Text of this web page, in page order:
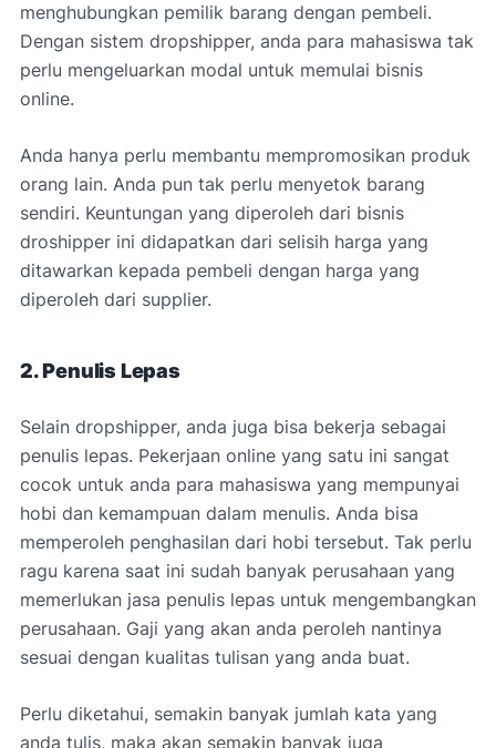
menghubungkan pemilik barang dengan pembeli.
Dengan sistem dropshipper, anda para mahasiswa tak
perlu mengeluarkan modal untuk memulai bisnis
online.
Anda hanya perlu membantu mempromosikan produk
orang lain. Anda pun tak perlu menyetok barang
sendiri. Keuntungan yang diperoleh dari bisnis
droshipper ini didapatkan dari selisih harga yang
ditawarkan kepada pembeli dengan harga yang
diperoleh dari supplier.
2. Penulis Lepas
Selain dropshipper, anda juga bisa bekerja sebagai
penulis lepas. Pekerjaan online yang satu ini sangat
cocok untuk anda para mahasiswa yang mempunyai
hobi dan kemampuan dalam menulis. Anda bisa
memperoleh penghasilan dari hobi tersebut. Tak perlu
ragu karena saat ini sudah banyak perusahaan yang
memerlukan jasa penulis lepas untuk mengembangkan
perusahaan. Gaji yang akan anda peroleh nantinya
sesuai dengan kualitas tulisan yang anda buat.
Perlu diketahui, semakin banyak jumlah kata yang
anda tulis, maka akan semakin banyak juga